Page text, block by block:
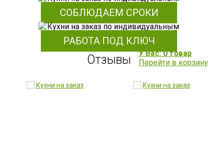
СОБЛЮДАЕМ СРОКИ
РАБОТА ПОД КЛЮЧ
Отзывы
У Вас: 0 товар
Перейти в корзину